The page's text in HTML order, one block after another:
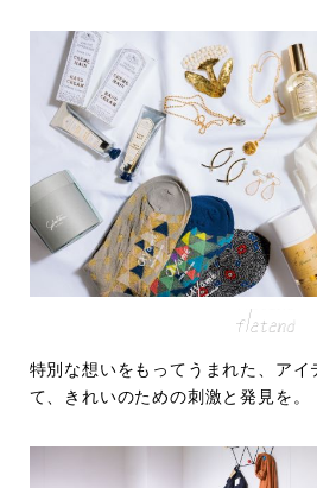
特別な想いをもってうまれた、ア
て、きれいのための刺激と発見を。